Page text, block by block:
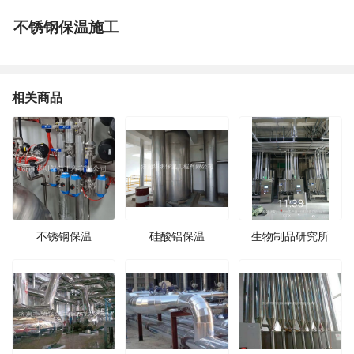
不锈钢保温施工
相关商品
不锈钢保温 硅酸铝保温 生物制品研究所